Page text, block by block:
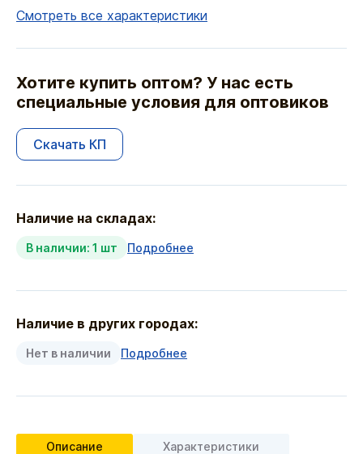
Смотреть все характеристики
Хотите купить оптом? У нас есть
специальные условия для оптовиков
Скачать КП
Наличие на складах:
В наличии: 1 шт Подробнее
Наличие в других городах:
Нет в наличии Подробнее
Описание Характеристики